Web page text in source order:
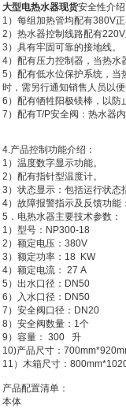
大型电热水器现货安全性介
1）每组加热管均配有380V
2）热水器控制线路配有
3）具有牢固可靠的接地线。
4）配有压力控制器，当热水
5）配有低水位保护系统，当
时，需另行通知销售人员以
6）配有牺牲阳极镁棒，以防
7）配有T/P安全阀：热水器
4.产品控制功能介绍：
1）温度数字显示功能。
2）配有指针型温度计。
3）状态显示：包括运行状态
4）故障报警指示及反馈功能
5．电热水器主要技术参数：
1）型号：NP300-18
2）额定电压：380V
3）额定功率：18 KW
4）额定电流： 27 A
5）出水口径：DN50
6）入水口径：DN50
7）安全阀口径：DN20
8）安全阀数量：1个
9）容量： 300 升
10)产品尺寸：
11）木箱尺寸：
产品配置清单：
本体